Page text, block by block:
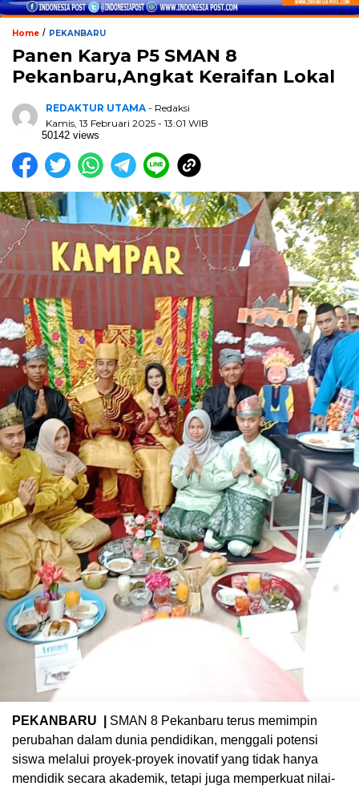
Home / PEKANBARU
Panen Karya P5 SMAN 8
Pekanbaru,Angkat Keraifan Lokal
REDAKTUR UTAMA - Redaksi
Kamis, 13 Februari 2025 - 13:01 WIB
50142 views
PEKANBARU |
SMAN 8 Pekanbaru terus memimpin
perubahan dalam dunia pendidikan, menggali potensi
siswa melalui proyek-proyek inovatif yang tidak hanya
mendidik secara akademik, tetapi juga memperkuat nilai-